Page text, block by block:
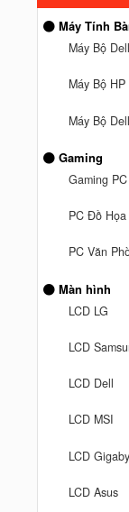
Máy Tính
Máy Bộ
Máy Bộ
Máy Bộ
Gaming
Gaming PC
PC Đồ Họa
PC Văn
Màn hình
LCD LG
LCD
LCD Dell
LCD MSI
LCD
LCD Asus